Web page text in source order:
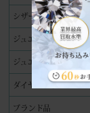
シザー
ジュエリー
ジュエリーリペア（修
ダイヤモンド
ブランド品